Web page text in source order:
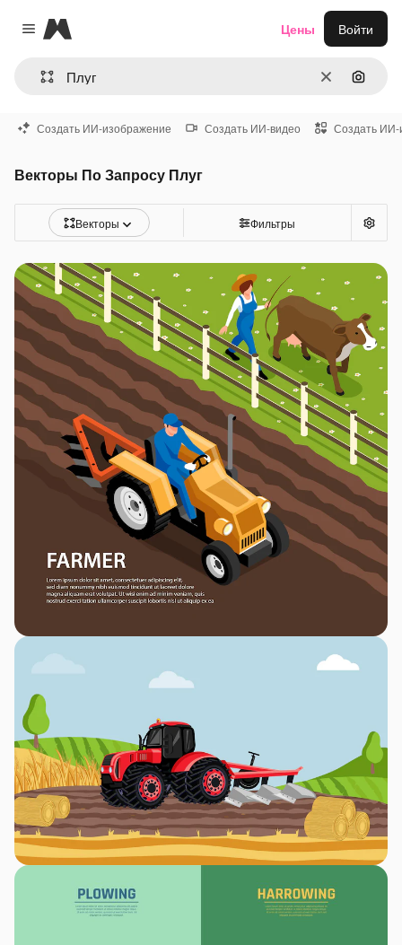
Close menu
Magnific
ОчиститьПоиск
Цены Войти
Создать ИИ-изображение Создать ИИ-видео Создать ИИ-
Векторы По Запросу Плуг
Векторы Фильтры